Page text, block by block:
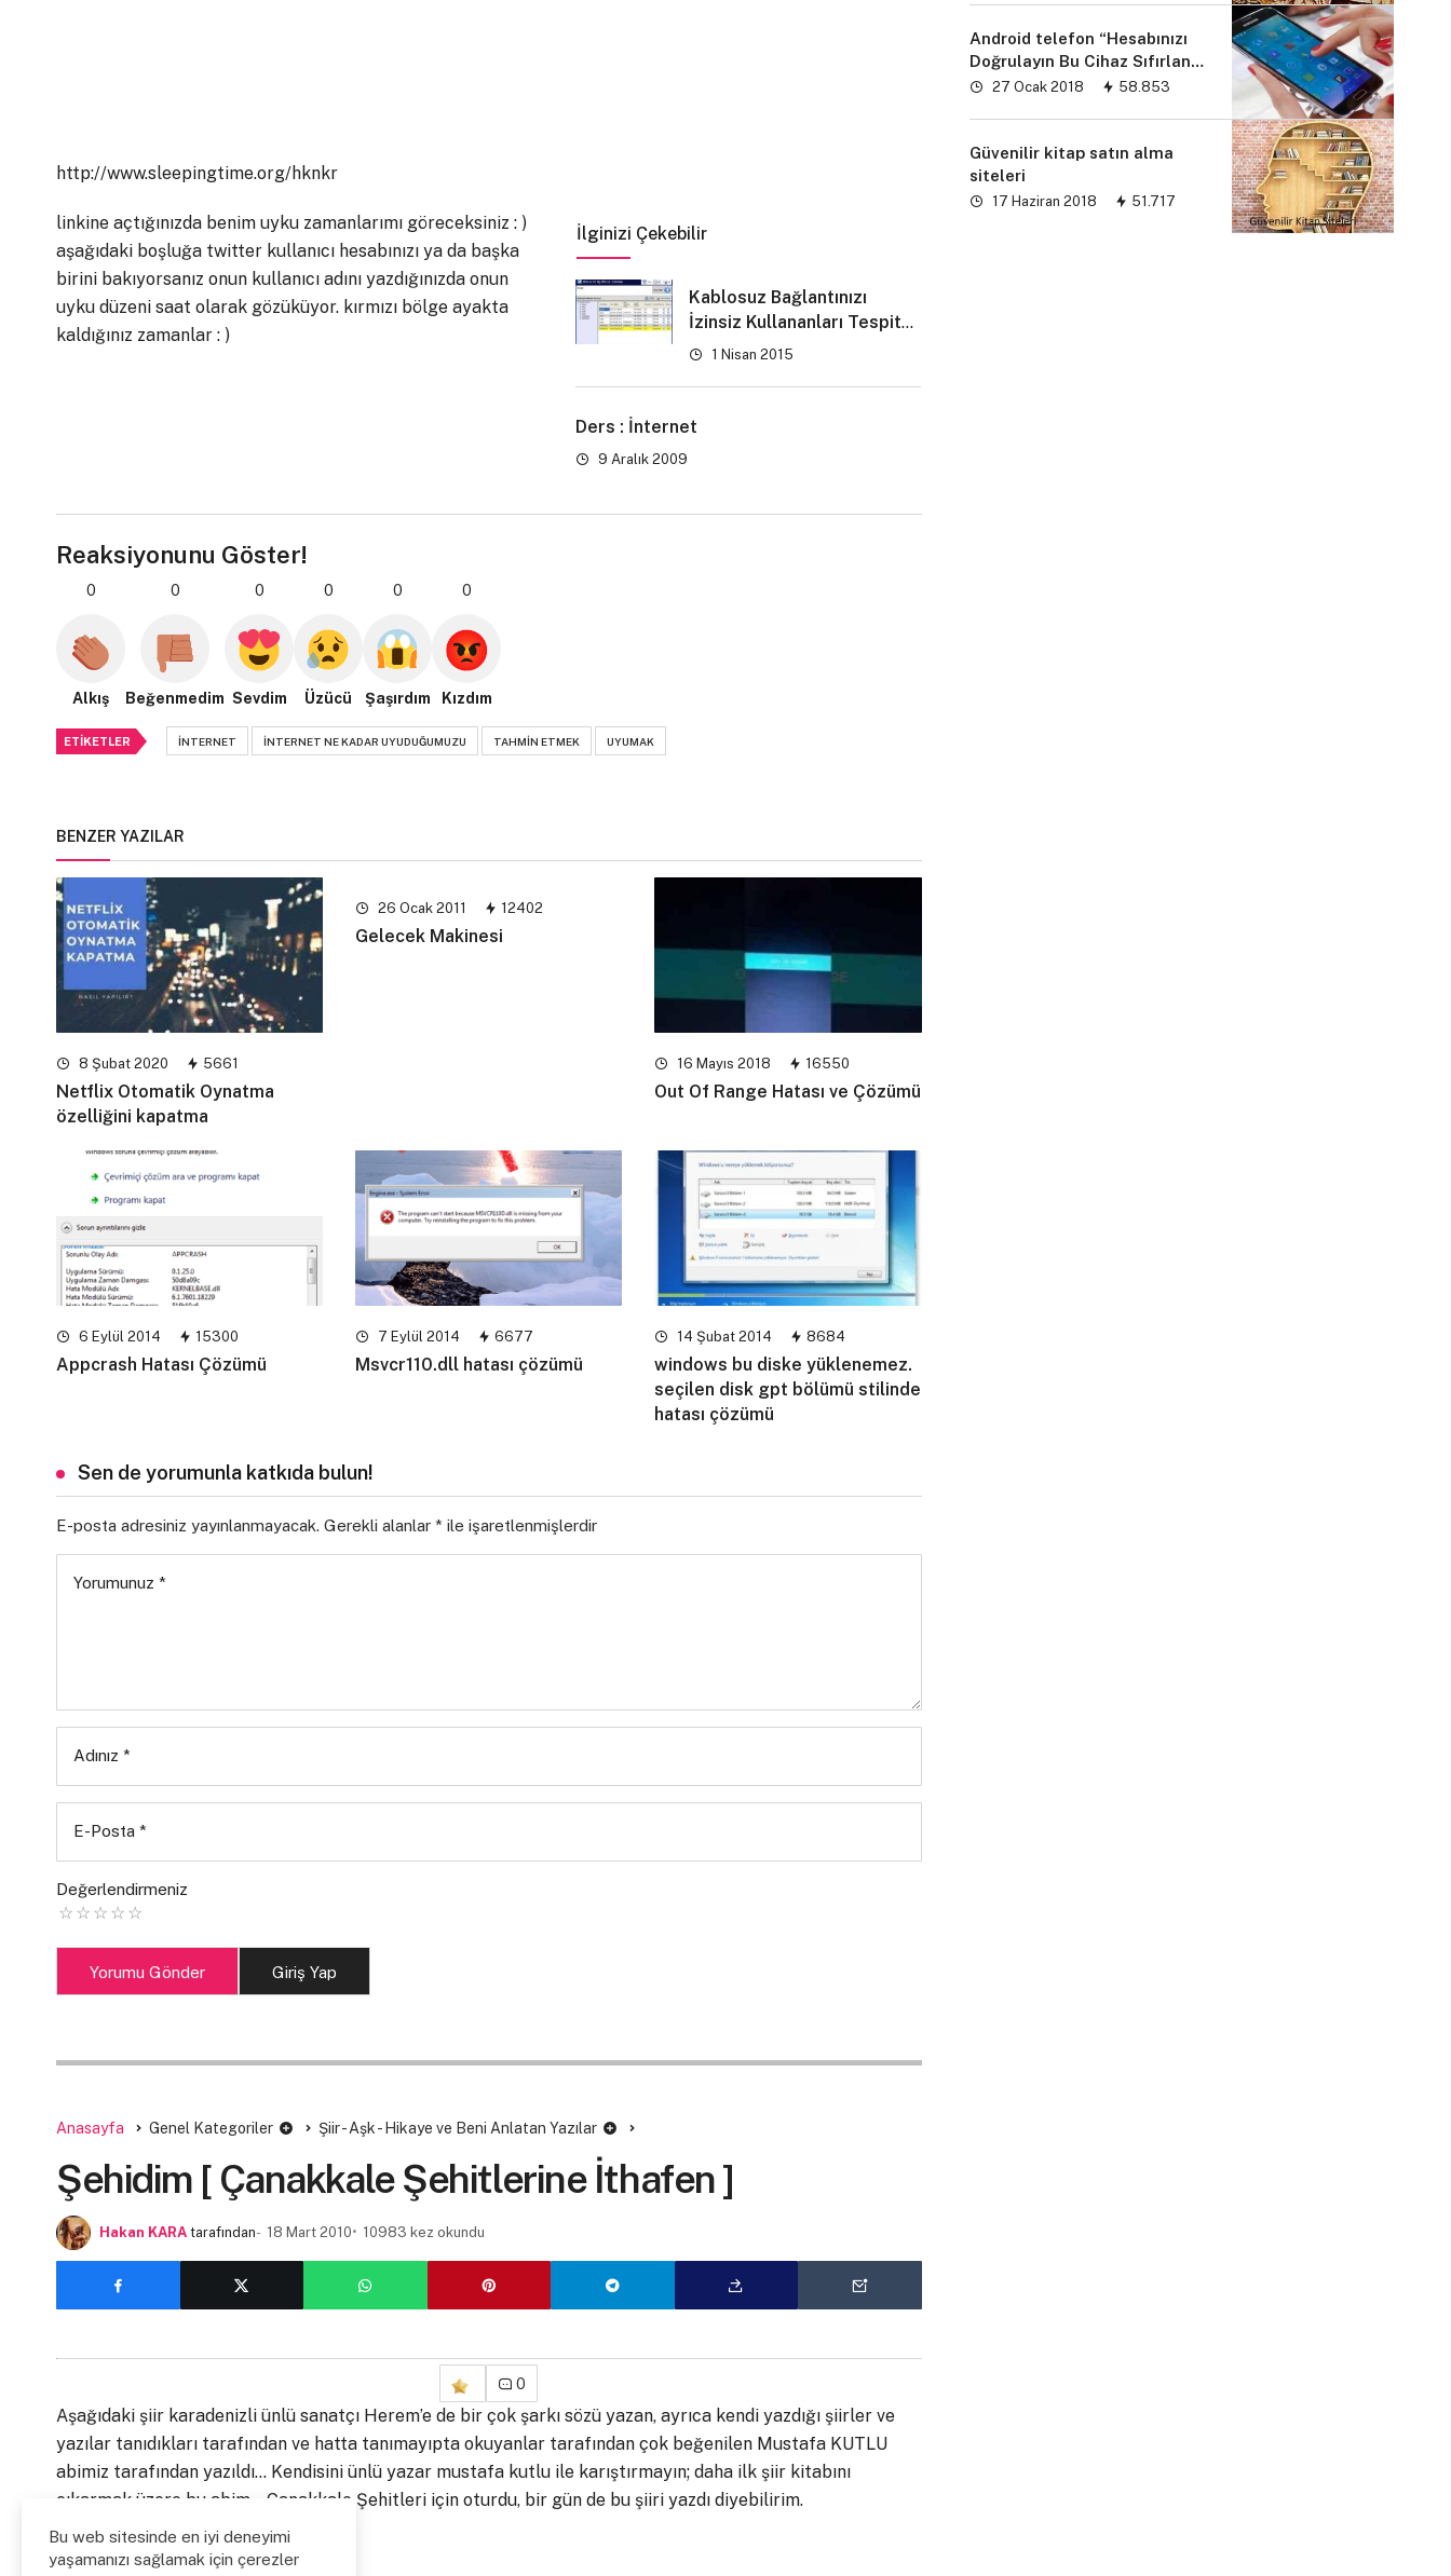
http://www.sleepingtime.org/hknkr
İlginizi Çekebilir
Kablosuz Bağlantınızı
İzinsiz Kullananları Tespit
Etmek
1 Nisan 2015
Ders : İnternet
9 Aralık 2009
linkine açtığınızda benim uyku zamanlarımı göreceksiniz : )
aşağıdaki boşluğa twitter kullanıcı hesabınızı ya da başka
birini bakıyorsanız onun kullanıcı adını yazdığınızda onun
uyku düzeni saat olarak gözüküyor. kırmızı bölge ayakta
kaldığınız zamanlar : )
Reaksiyonunu Göster!
0
Alkış
0
Beğenmedim
0
Sevdim
0
Üzücü
0
Şaşırdım
0
Kızdım
ETIKETLER INTERNET INTERNET NE KADAR UYUDUĞUMUZU TAHMIN ETMEK UYUMAK
BENZER YAZILAR
8 Şubat 2020 5661
Netflix Otomatik Oynatma
özelliğini kapatma
26 Ocak 2011 12402
Gelecek Makinesi
16 Mayıs 2018 16550
Out Of Range Hatası ve Çözümü
6 Eylül 2014 15300
Appcrash Hatası Çözümü
7 Eylül 2014 6677
Msvcr110.dll hatası çözümü
14 Şubat 2014 8684
windows bu diske yüklenemez.
seçilen disk gpt bölümü stilinde
hatası çözümü
Sen de yorumunla katkıda bulun!
E-posta adresiniz yayınlanmayacak. Gerekli alanlar * ile işaretlenmişlerdir
Yorumunuz *
Adınız *
E-Posta *
Değerlendirmeniz
Yorumu Gönder Giriş Yap
Anasayfa Genel Kategoriler Şiir - Aşk - Hikaye ve Beni Anlatan Yazılar
Şehidim [ Çanakkale Şehitlerine İthafen ]
Hakan KARA tarafından 18 Mart 2010 10983 kez okundu
0
Aşağıdaki şiir karadenizli ünlü sanatçı Herem’e de bir çok şarkı sözü yazan, ayrıca kendi yazdığı şiirler ve
yazılar tanıdıkları tarafından ve hatta tanımayıpta okuyanlar tarafından çok beğenilen Mustafa KUTLU
abimiz tarafından yazıldı… Kendisini ünlü yazar mustafa kutlu ile karıştırmayın; daha ilk şiir kitabını
çıkarmak üzere bu abim… Çanakkale Şehitleri için oturdu, bir gün de bu şiiri yazdı diyebilirim.
Eline, yüreğine sağlık…
Android telefon “Hesabınızı
Doğrulayın Bu Cihaz Sıfırlandı
sorunu” çözümü
27 Ocak 2018 58.853
Güvenilir kitap satın alma
siteleri
17 Haziran 2018 51.717
Bu web sitesinde en iyi deneyimi
yaşamanızı sağlamak için çerezler